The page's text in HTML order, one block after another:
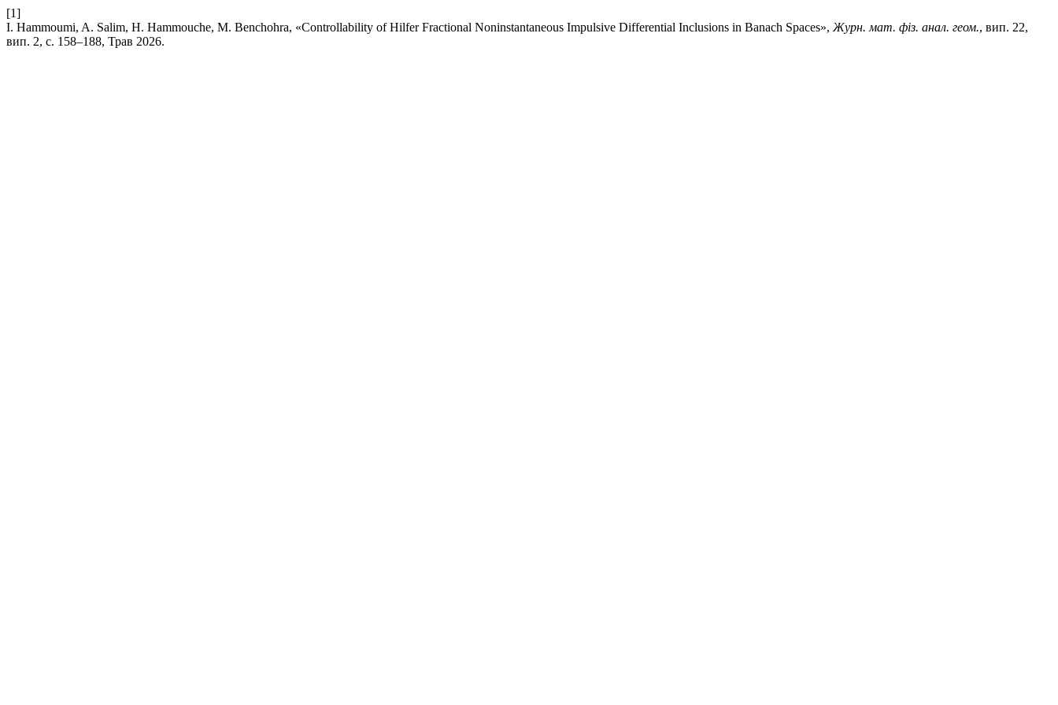
[1]
I. Hammoumi, A. Salim, H. Hammouche, M. Benchohra, «Controllability of Hilfer Fractional Noninstantaneous Impulsive Differential Inclusions in Banach Spaces», Журн. мат. фіз. анал. геом., вип. 22,
вип. 2, с. 158–188, Трав 2026.